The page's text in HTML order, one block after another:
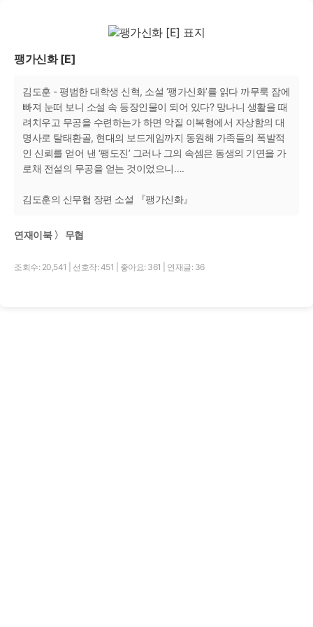
팽가신화 [E]
김도훈 - 평범한 대학생 신혁, 소설 ‘팽가신화’를 읽다 까무룩 잠에
빠져 눈떠 보니 소설 속 등장인물이 되어 있다? 망나니 생활을 때
려치우고 무공을 수련하는가 하면 악질 이복형에서 자상함의 대
명사로 탈태환골, 현대의 보드게임까지 동원해 가족들의 폭발적
인 신뢰를 얻어 낸 ‘팽도진’ 그러나 그의 속셈은 동생의 기연을 가
로채 전설의 무공을 얻는 것이었으니….
김도훈의 신무협 장편 소설 『팽가신화』
연재이북 〉 무협
조회수: 20,541 선호작: 451 좋아요: 361 연재글: 36